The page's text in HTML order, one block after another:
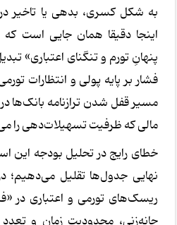
به شکل کسری، بدهی یا تاخیر
اینجا دقیقا همان جایی است که
پنهانِ تورم و تنگنای اعتباری»
فشار بر پایه پولی و انتظارات
مسیر قفل شدن ترازنامه بانک‌ها
مالی که ظرفیت تسهیلات‌دهی را
خطای رایج در تحلیل بودجه این
نهایی جدول‌ها تقلیل
ریسک‌های تورمی و اعتباری در